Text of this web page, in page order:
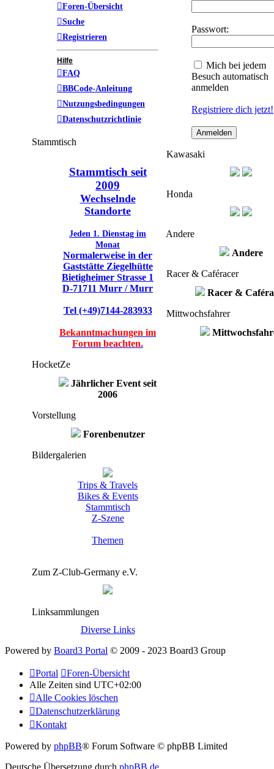
Foren-Übersicht
Suche
Registrieren
Hilfe
FAQ
BBCode-Anleitung
Nutzungsbedingungen
Datenschutzrichtlinie
Stammtisch
Stammtisch seit
2009
Wechselnde
Standorte
Jeden 1. Dienstag im
Monat
Normalerweise in der
Gaststätte Ziegelhütte
Bietigheimer Strasse 1
D-71711 Murr / Murr
Tel (+49)7144-283933
Bekanntmachungen im
Forum beachten.
HocketZe
Jährlicher Event seit
2006
Vorstellung
Forenbenutzer
Bildergalerien
Trips & Travels
Bikes & Events
Stammtisch
Z-Szene
Themen
Zum Z-Club-Germany e.V.
Linksammlungen
Diverse Links
Passwort:
Mich bei jedem
Besuch automatisch
anmelden
Registriere dich jetzt!
Kawasaki
Honda
Andere
Andere
Racer & Caféracer
Racer &
Mittwochsfahrer
Powered by Board3 Portal © 2009 - 2023 Board3 Group
Portal
Foren-Übersicht
Alle Zeiten sind UTC+02:00
Alle Cookies löschen
Datenschutzerklärung
Kontakt
Powered by phpBB® Forum Software © phpBB Limited
Deutsche Übersetzung durch phpBB.de